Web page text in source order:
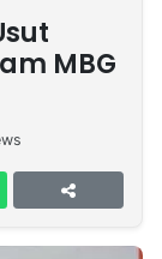
MBG